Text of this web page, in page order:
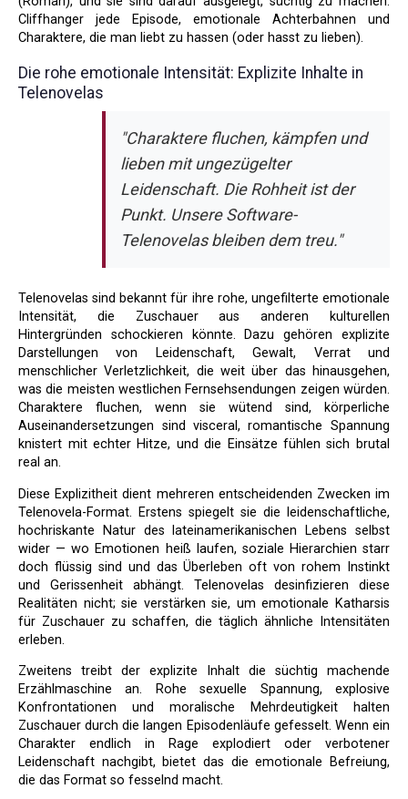
Cliffhanger jede Episode, emotionale Achterbahnen und
Charaktere, die man liebt zu hassen (oder hasst zu lieben).
Die rohe emotionale Intensität: Explizite Inhalte in
Telenovelas
"Charaktere fluchen, kämpfen und
lieben mit ungezügelter
Leidenschaft. Die Rohheit ist der
Punkt. Unsere Software-
Telenovelas bleiben dem treu."
Telenovelas sind bekannt für ihre rohe, ungefilterte emotionale
Intensität, die Zuschauer aus anderen kulturellen
Hintergründen schockieren könnte. Dazu gehören explizite
Darstellungen von Leidenschaft, Gewalt, Verrat und
menschlicher Verletzlichkeit, die weit über das hinausgehen,
was die meisten westlichen Fernsehsendungen zeigen würden.
Charaktere fluchen, wenn sie wütend sind, körperliche
Auseinandersetzungen sind visceral, romantische Spannung
knistert mit echter Hitze, und die Einsätze fühlen sich brutal
real an.
Diese Explizitheit dient mehreren entscheidenden Zwecken im
Telenovela-Format. Erstens spiegelt sie die leidenschaftliche,
hochriskante Natur des lateinamerikanischen Lebens selbst
wider — wo Emotionen heiß laufen, soziale Hierarchien starr
doch flüssig sind und das Überleben oft von rohem Instinkt
und Gerissenheit abhängt. Telenovelas desinfizieren diese
Realitäten nicht; sie verstärken sie, um emotionale Katharsis
für Zuschauer zu schaffen, die täglich ähnliche Intensitäten
erleben.
Zweitens treibt der explizite Inhalt die süchtig machende
Erzählmaschine an. Rohe sexuelle Spannung, explosive
Konfrontationen und moralische Mehrdeutigkeit halten
Zuschauer durch die langen Episodenläufe gefesselt. Wenn ein
Charakter endlich in Rage explodiert oder verbotener
Leidenschaft nachgibt, bietet das die emotionale Befreiung,
die das Format so fesselnd macht.